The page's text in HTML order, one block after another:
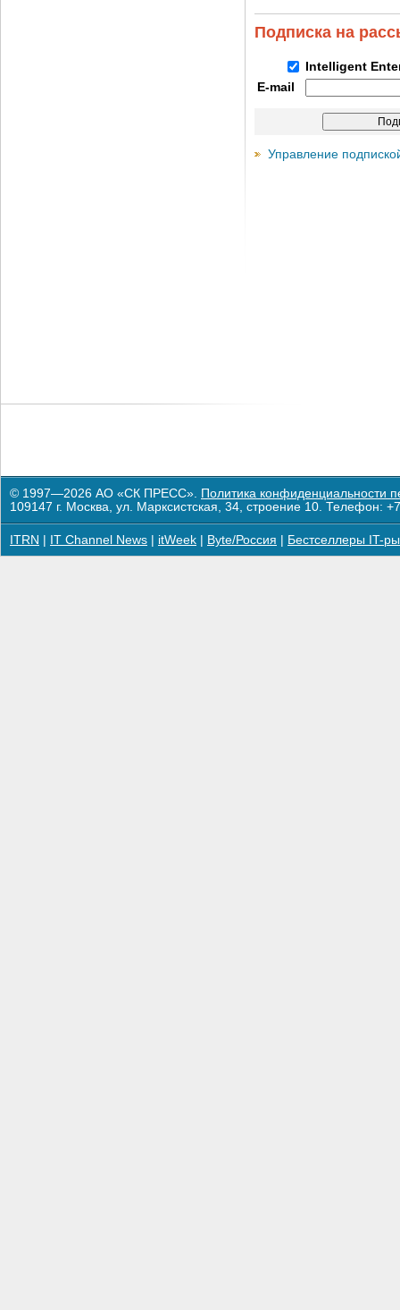
Подписка на
Intelligent
E-mail
Управление
© 1997—2026 АО «СК ПРЕСС». Политика конфиденциальности
109147 г. Москва, ул. Марксистская, 34, строение 10. Телефон:
ITRN IT Channel News itWeek Byte/Россия Бестселлеры IT-